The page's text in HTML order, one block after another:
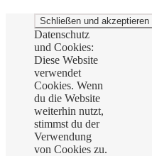
Datenschutz
und Cookies:
Diese Website
verwendet
Cookies. Wenn
du die Website
weiterhin nutzt,
stimmst du der
Verwendung
von Cookies zu.